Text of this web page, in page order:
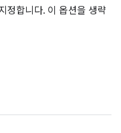
정합니다. 이 옵션을 생략